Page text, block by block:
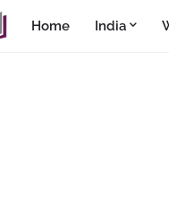
Home India